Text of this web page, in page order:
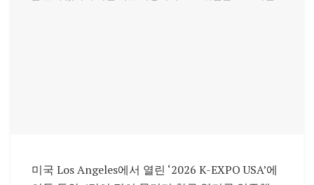
미국 Los Angeles에서 열린 ‘2026 K-EXPO USA’에